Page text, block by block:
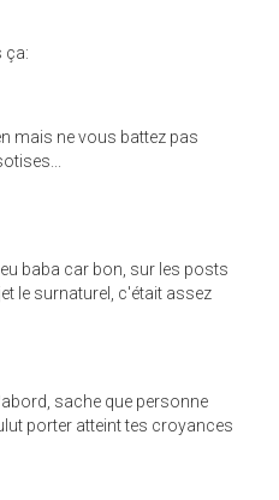
ça:
mais ne vous battez pas
baba car bon, sur les posts
le surnaturel, c'était assez
sache que personne
porter atteint tes croyances